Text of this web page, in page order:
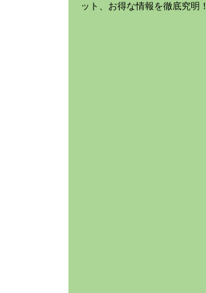
ット、お得な情報を徹底究明！